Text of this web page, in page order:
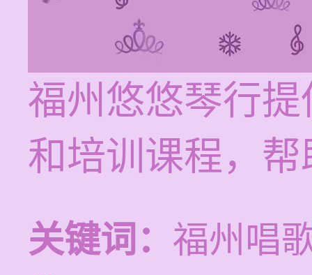
福州悠悠琴行
和培训课程，
关键词： 福州唱